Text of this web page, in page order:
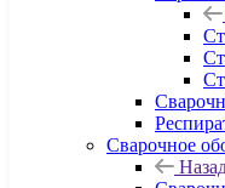
Сварочное